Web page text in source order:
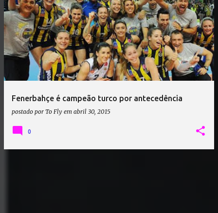
P
o
s
t
g
Fenerbahçe é campeão turco por antecedência
postado por To Fly em abril 30, 2015
0